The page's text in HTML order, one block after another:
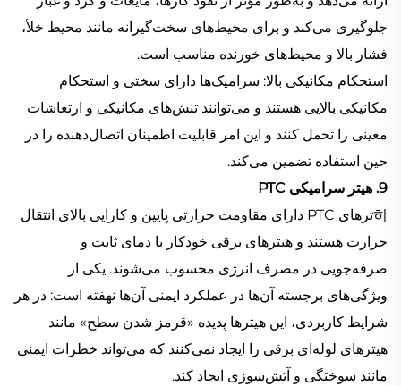
جلوگیری می‌کند و برای محیط‌های سخت‌گیرانه مانند محیط خلأ،
فشار بالا و محیط‌های خورنده مناسب است.
استحکام مکانیکی بالا: سرامیک‌ها دارای سختی و استحکام
مکانیکی بالایی هستند و می‌توانند تنش‌های مکانیکی و ارتعاشات
معینی را تحمل کنند و این امر قابلیت اطمینان اتصال‌دهنده را در
حین استفاده تضمین می‌کند.
9. هیتر سرامیکی PTC
히ترهای PTC دارای مقاومت حرارتی پایین و کارایی بالای انتقال
حرارت هستند و هیترهای برقی خودکار با دمای ثابت و
صرفه‌جویی در مصرف انرژی محسوب می‌شوند. یکی از
ویژگی‌های برجسته آن‌ها در عملکرد ایمنی آن‌ها نهفته است: در هر
شرایط کاربردی، این هیترها پدیده «قرمز شدن سطح» مانند
هیترهای لوله‌ای برقی را ایجاد نمی‌کنند که می‌تواند خطرات ایمنی
مانند سوختگی و آتش‌سوزی ایجاد کند.